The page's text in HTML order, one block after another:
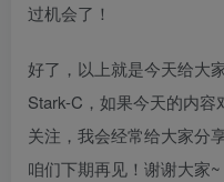
过机会了！
好了，以上就是今天给大
Stark-C，如果今天的内
关注，我会经常给大家分
咱们下期再见！谢谢大家~